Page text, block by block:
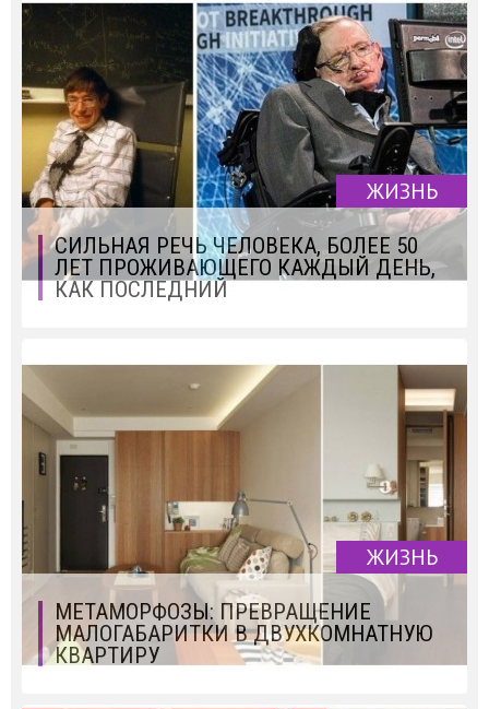
ЖИЗНЬ
СИЛЬНАЯ РЕЧЬ ЧЕЛОВЕКА, БОЛЕЕ 50
ЛЕТ ПРОЖИВАЮЩЕГО КАЖДЫЙ ДЕНЬ,
КАК ПОСЛЕДНИЙ
ЖИЗНЬ
МЕТАМОРФОЗЫ: ПРЕВРАЩЕНИЕ
МАЛОГАБАРИТКИ В ДВУХКОМНАТНУЮ
КВАРТИРУ